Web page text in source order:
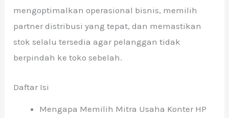
mengoptimalkan operasional bisnis, memilih
partner distribusi yang tepat, dan memastikan
stok selalu tersedia agar pelanggan tidak
berpindah ke toko sebelah.
Daftar Isi
Mengapa Memilih Mitra Usaha Konter HP